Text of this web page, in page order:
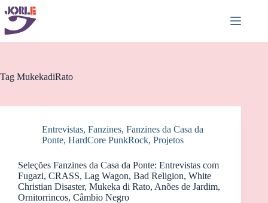
Pular
para
conteúdo
Tag MukekadiRato
Entrevistas, Fanzines, Fanzines da Casa da
Ponte, HardCore PunkRock, Projetos
Seleções Fanzines da Casa da Ponte: Entrevistas com
Fugazi, CRASS, Lag Wagon, Bad Religion, White
Christian Disaster, Mukeka di Rato, Anões de Jardim,
Ornitorrincos, Câmbio Negro